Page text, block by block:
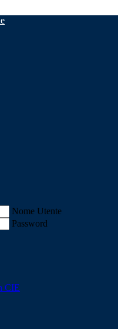
Nome Utente
Password
CIE